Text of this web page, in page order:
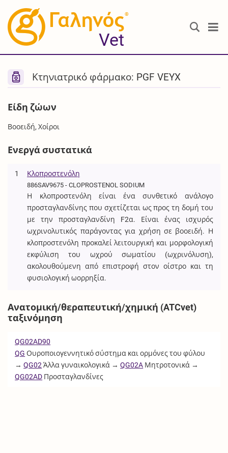
®
Vet
Κτηνιατρικό φάρμακο: PGF VEYX
Είδη ζώων
Βοοειδή, Χοίροι
Ενεργά συστατικά
1 Κλοπροστενόλη
886SAV9675 - CLOPROSTENOL SODIUM
Η κλοπροστενόλη είναι ένα συνθετικό ανάλογο
προσταγλανδίνης που σχετίζεται ως προς τη δομή του
με την προσταγλανδίνη F2α. Είναι ένας ισχυρός
ωχρινολυτικός παράγοντας για χρήση σε βοοειδή. Η
κλοπροστενόλη προκαλεί λειτουργική και μορφολογική
εκφύλιση του ωχρού σωματίου (ωχρινόλυση),
ακολουθούμενη από επιστροφή στον οίστρο και τη
φυσιολογική ωορρηξία.
Ανατομική/θεραπευτική/χημική (ATCvet)
ταξινόμηση
QG02AD90
QG Ουροποιογεννητικό σύστημα και ορμόνες του φύλου
→QG02 Άλλα γυναικολογικά →QG02A Μητροτονικά →
QG02AD Προσταγλανδίνες